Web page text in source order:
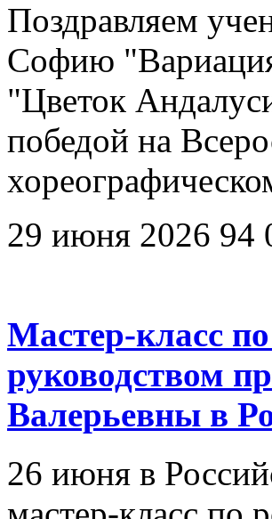
Поздравляем
Софию
"Цветок
победой на
29 июня 2026 94
Мастер-класс
руководством
Валерьевны в
26 июня в